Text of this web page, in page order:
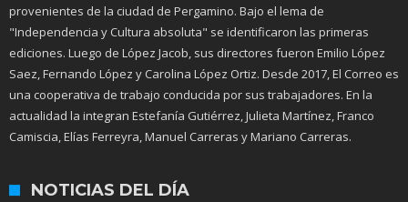
provenientes de la ciudad de Pergamino. Bajo el lema de
"Independencia y Cultura absoluta" se identificaron las primeras
ediciones. Luego de López Jacob, sus directores fueron Emilio López
Saez, Fernando López y Carolina López Ortiz. Desde 2017, El Correo es
una cooperativa de trabajo conducida por sus trabajadores. En la
actualidad la integran Estefanía Gutiérrez, Julieta Martínez, Franco
Camiscia, Elías Ferreyra, Manuel Carreras y Mariano Carreras.
NOTICIAS DEL DÍA